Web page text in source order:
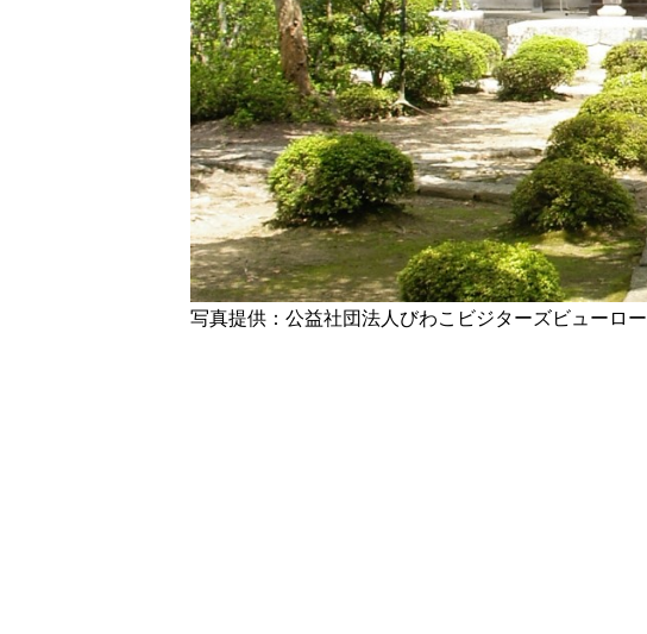
写真提供：公益社団法人びわこビジターズビューロー